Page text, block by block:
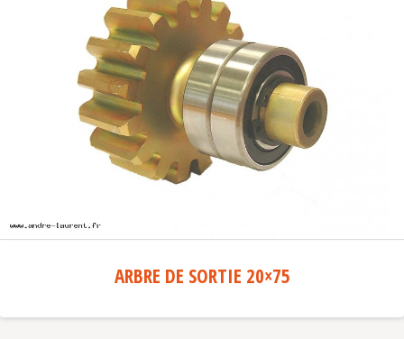
ARBRE DE SORTIE 20×75